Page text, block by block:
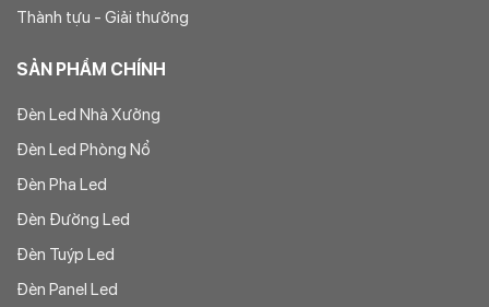
Thành tựu - Giải thưởng
SẢN PHẨM CHÍNH
Đèn Led Nhà Xưởng
Đèn Led Phòng Nổ
Đèn Pha Led
Đèn Đường Led
Đèn Tuýp Led
Đèn Panel Led